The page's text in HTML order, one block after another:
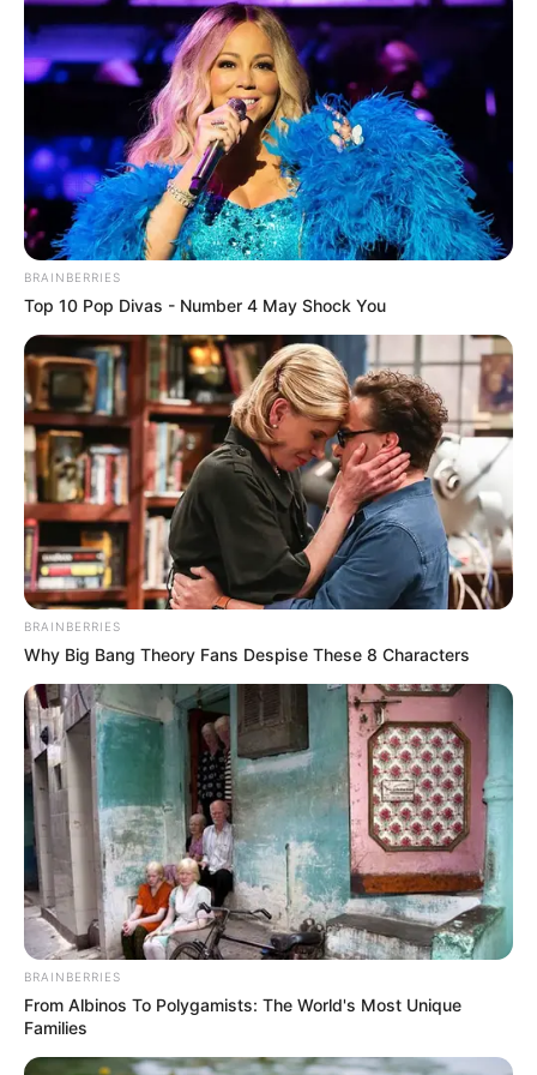
ПОДІЇ ПОЛІТИКА
Вибори нового голови Закарпатської
облради пройшли за сценарієм
«Рідного Закарпаття»?
09.12.2020
Від 7 грудня Закарпатська обласна рада — з новим
керівництвом. Як і прогнозували ЗМІ, керівником
ради обрано Олексія Петрова, який тепер має
скласти повноваження голови Закарпатської ОДА.
Обрано також заступників…
ГАРЯЧI ПОДІЇ ПОЛІТИКА
BRAINBERRIES
Top 10 Pop Divas - Number 4 May Shock You
BRAINBERRIES
Why Big Bang Theory Fans Despise These 8 Characters
BRAINBERRIES
From Albinos To Polygamists: The World's Most Unique
Families